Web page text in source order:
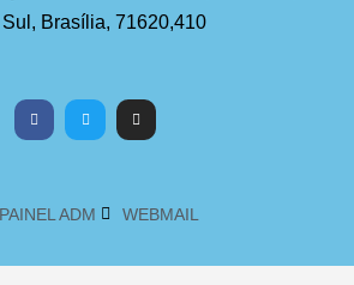
Sul, Brasília, 71620,410
PAINEL ADM WEBMAIL